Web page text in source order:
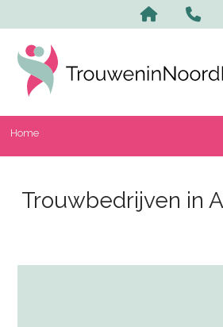
Home
Trouwbedrijven in